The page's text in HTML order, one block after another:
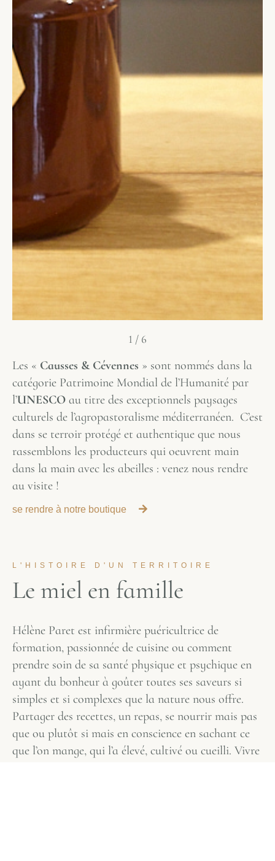
1 / 6
Les « Causses & Cévennes » sont nommés dans la
catégorie Patrimoine Mondial de l’Humanité par
l’UNESCO au titre des exceptionnels paysages
culturels de l’agropastoralisme méditerranéen. C’est
dans se terroir protégé et authentique que nous
rassemblons les producteurs qui oeuvrent main
dans la main avec les abeilles : venez nous rendre
au visite !
se rendre à notre boutique
L'HISTOIRE D'UN TERRITOIRE
Le miel en famille
Hélène Paret est infirmière puéricultrice de
formation, passionnée de cuisine ou comment
prendre soin de sa santé physique et psychique en
ayant du bonheur à goûter toutes ses saveurs si
simples et si complexes que la nature nous offre.
Partager des recettes, un repas, se nourrir mais pas
que ou plutôt si mais en conscience en sachant ce
que l’on mange, qui l’a élevé, cultivé ou cueilli. Vivre